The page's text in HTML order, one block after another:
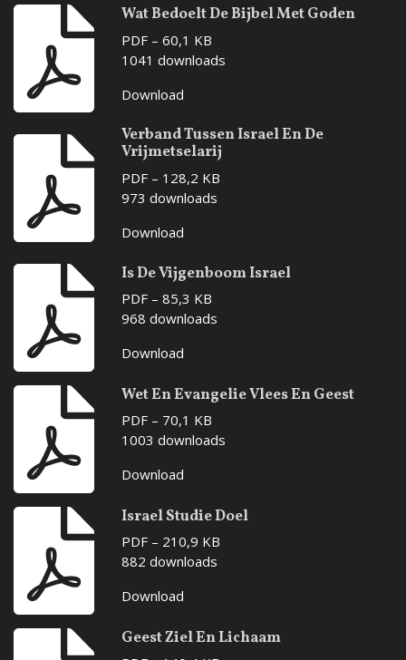
Wat Bedoelt De Bijbel Met Goden
PDF – 60,1 KB
1041 downloads
Download
Verband Tussen Israel En De
Vrijmetselarij
PDF – 128,2 KB
973 downloads
Download
Is De Vijgenboom Israel
PDF – 85,3 KB
968 downloads
Download
Wet En Evangelie Vlees En Geest
PDF – 70,1 KB
1003 downloads
Download
Israel Studie Doel
PDF – 210,9 KB
882 downloads
Download
Geest Ziel En Lichaam